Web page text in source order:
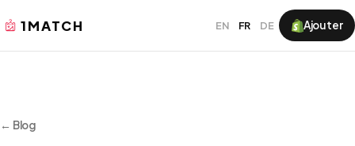
1MATCH EN FR DE Ajouter
← Blog